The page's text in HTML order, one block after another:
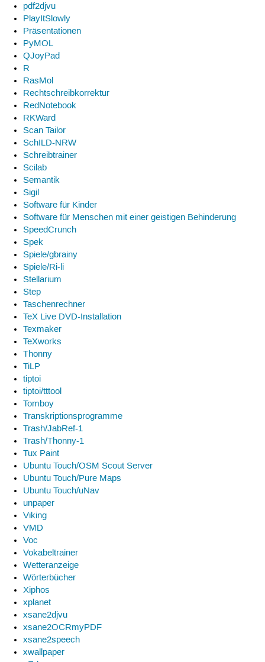
pdf2djvu
PlayItSlowly
Präsentationen
PyMOL
QJoyPad
R
RasMol
Rechtschreibkorrektur
RedNotebook
RKWard
Scan Tailor
SchILD-NRW
Schreibtrainer
Scilab
Semantik
Sigil
Software für Kinder
Software für Menschen mit einer geistigen Behinderung
SpeedCrunch
Spek
Spiele/gbrainy
Spiele/Ri-li
Stellarium
Step
Taschenrechner
TeX Live DVD-Installation
Texmaker
TeXworks
Thonny
TiLP
tiptoi
tiptoi/tttool
Tomboy
Transkriptionsprogramme
Trash/JabRef-1
Trash/Thonny-1
Tux Paint
Ubuntu Touch/OSM Scout Server
Ubuntu Touch/Pure Maps
Ubuntu Touch/uNav
unpaper
Viking
VMD
Voc
Vokabeltrainer
Wetteranzeige
Wörterbücher
Xiphos
xplanet
xsane2djvu
xsane2OCRmyPDF
xsane2speech
xwallpaper